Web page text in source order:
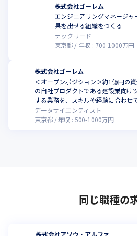
株式会社ゴーレム
エンジニアリングマネージ
果を出せる組織をつくる
テックリード
東京都
年収 : 700-1000万円
株式会社ゴーレム
＜オープンポジション＞約1億円の
の自社プロダクトである建設業向け
する業務を、スキルや経験に合わせ
データサイエンティスト
東京都
年収 :500-1000万円
同じ職種の
株式会社アソウ・アルファ